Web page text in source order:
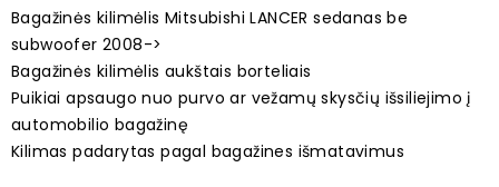
Bagažinės kilimėlis Mitsubishi LANCER sedanas be
subwoofer 2008->
Bagažinės kilimėlis aukštais borteliais
Puikiai apsaugo nuo purvo ar vežamų skysčių išsiliejimo į
automobilio bagažinę
Kilimas padarytas pagal bagažines išmatavimus